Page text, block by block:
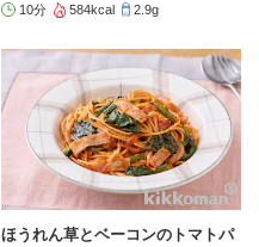
10分 584kcal 2.9g
ほうれん草とベーコンのトマトパ